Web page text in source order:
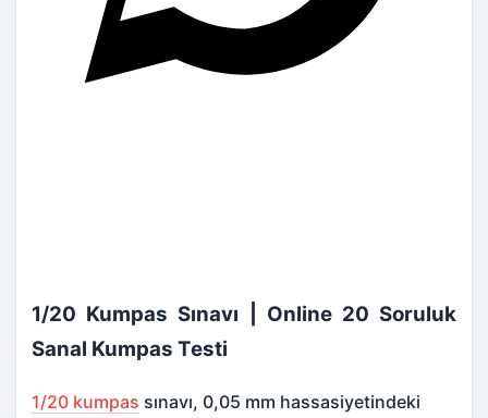
1/20 Kumpas Sınavı | Online 20 Soruluk
Sanal Kumpas Testi
1/20 kumpas sınavı, 0,05 mm hassasiyetindeki